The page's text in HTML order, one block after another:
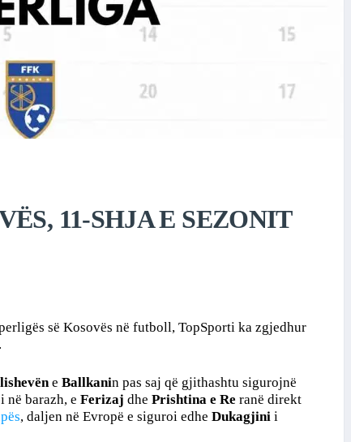
11-SHJA E SEZONIT
së Kosovës në futboll, TopSporti ka zgjedhur
e Ballkanin pas saj që gjithashtu sigurojnë
në barazh, e Ferizaj dhe Prishtina e Re ranë direkt
, daljen në Evropë e siguroi edhe Dukagjini i